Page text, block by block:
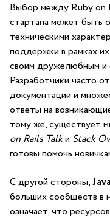
Выбор между Ruby ⁤on
стартапа может быть‌
техническими
‌поддержки в рамках
своим дружелюбным и
Разработчики часто
документации и
ответы на
тому же, существует
on ‌Rails Talkи Stack
готовы помочь
С⁤ другой стороны,
‌больших‍ сообществ в
означает, что